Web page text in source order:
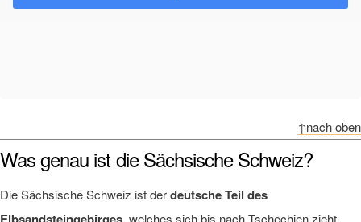
↑nach oben
Was genau ist die Sächsische Schweiz?
Die Sächsische Schweiz ist derdeutsche Teil des
, welches sich bis nach Tschechien zieht